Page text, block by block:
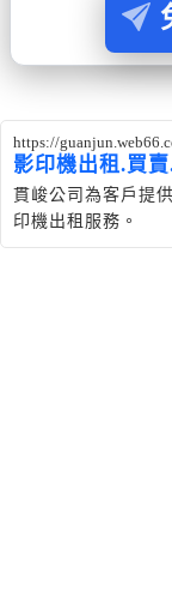
https://
影印機出租.買
有限公司
貫峻公司為客戶提
印機出租服務。